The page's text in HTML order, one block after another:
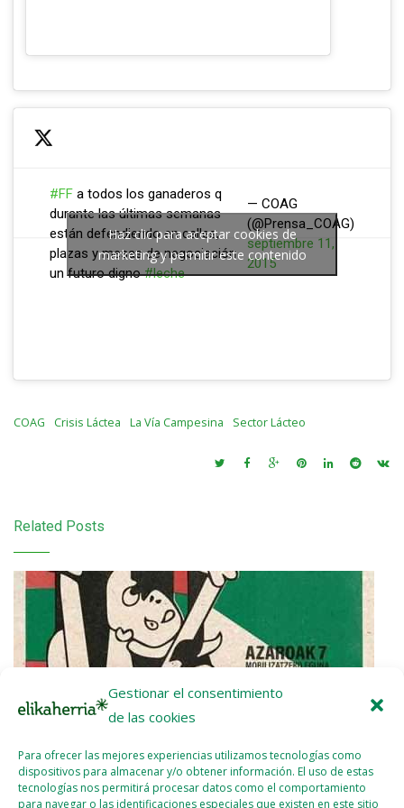
Gestionar el consentimiento
de las cookies
Para ofrecer las mejores experiencias utilizamos tecnologías como
dispositivos para almacenar y/o obtener información. El uso de estas
tecnologías nos permitirá procesar datos como el comportamiento
para navegar o las identificaciones especiales que existen en este sitio
#FF a todos los ganaderos q
durante las últimas semanas
están defendiendo en calles,
plazas y mesas de negociación
un futuro digno#leche
— COAG
(@Prensa_COAG)
septiembre 11,
2015
Haz clic para aceptar cookies de
marketing y permitir este contenido
COAG Crisis Láctea La Vía Campesina Sector Lácteo
Related Posts